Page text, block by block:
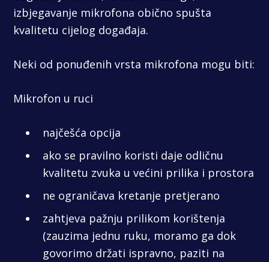
izbjegavanje mikrofona obično spušta
kvalitetu cijelog događaja.
Neki od ponuđenih vrsta mikrofona mogu biti:
Mikrofon u ruci
najčešća opcija
ako se pravilno koristi daje odličnu
kvalitetu zvuka u većini prilika i prostora
ne ograničava kretanje pretjerano
zahtjeva pažnju prilikom korištenja
(zauzima jednu ruku, moramo ga dok
govorimo držati ispravno, paziti na